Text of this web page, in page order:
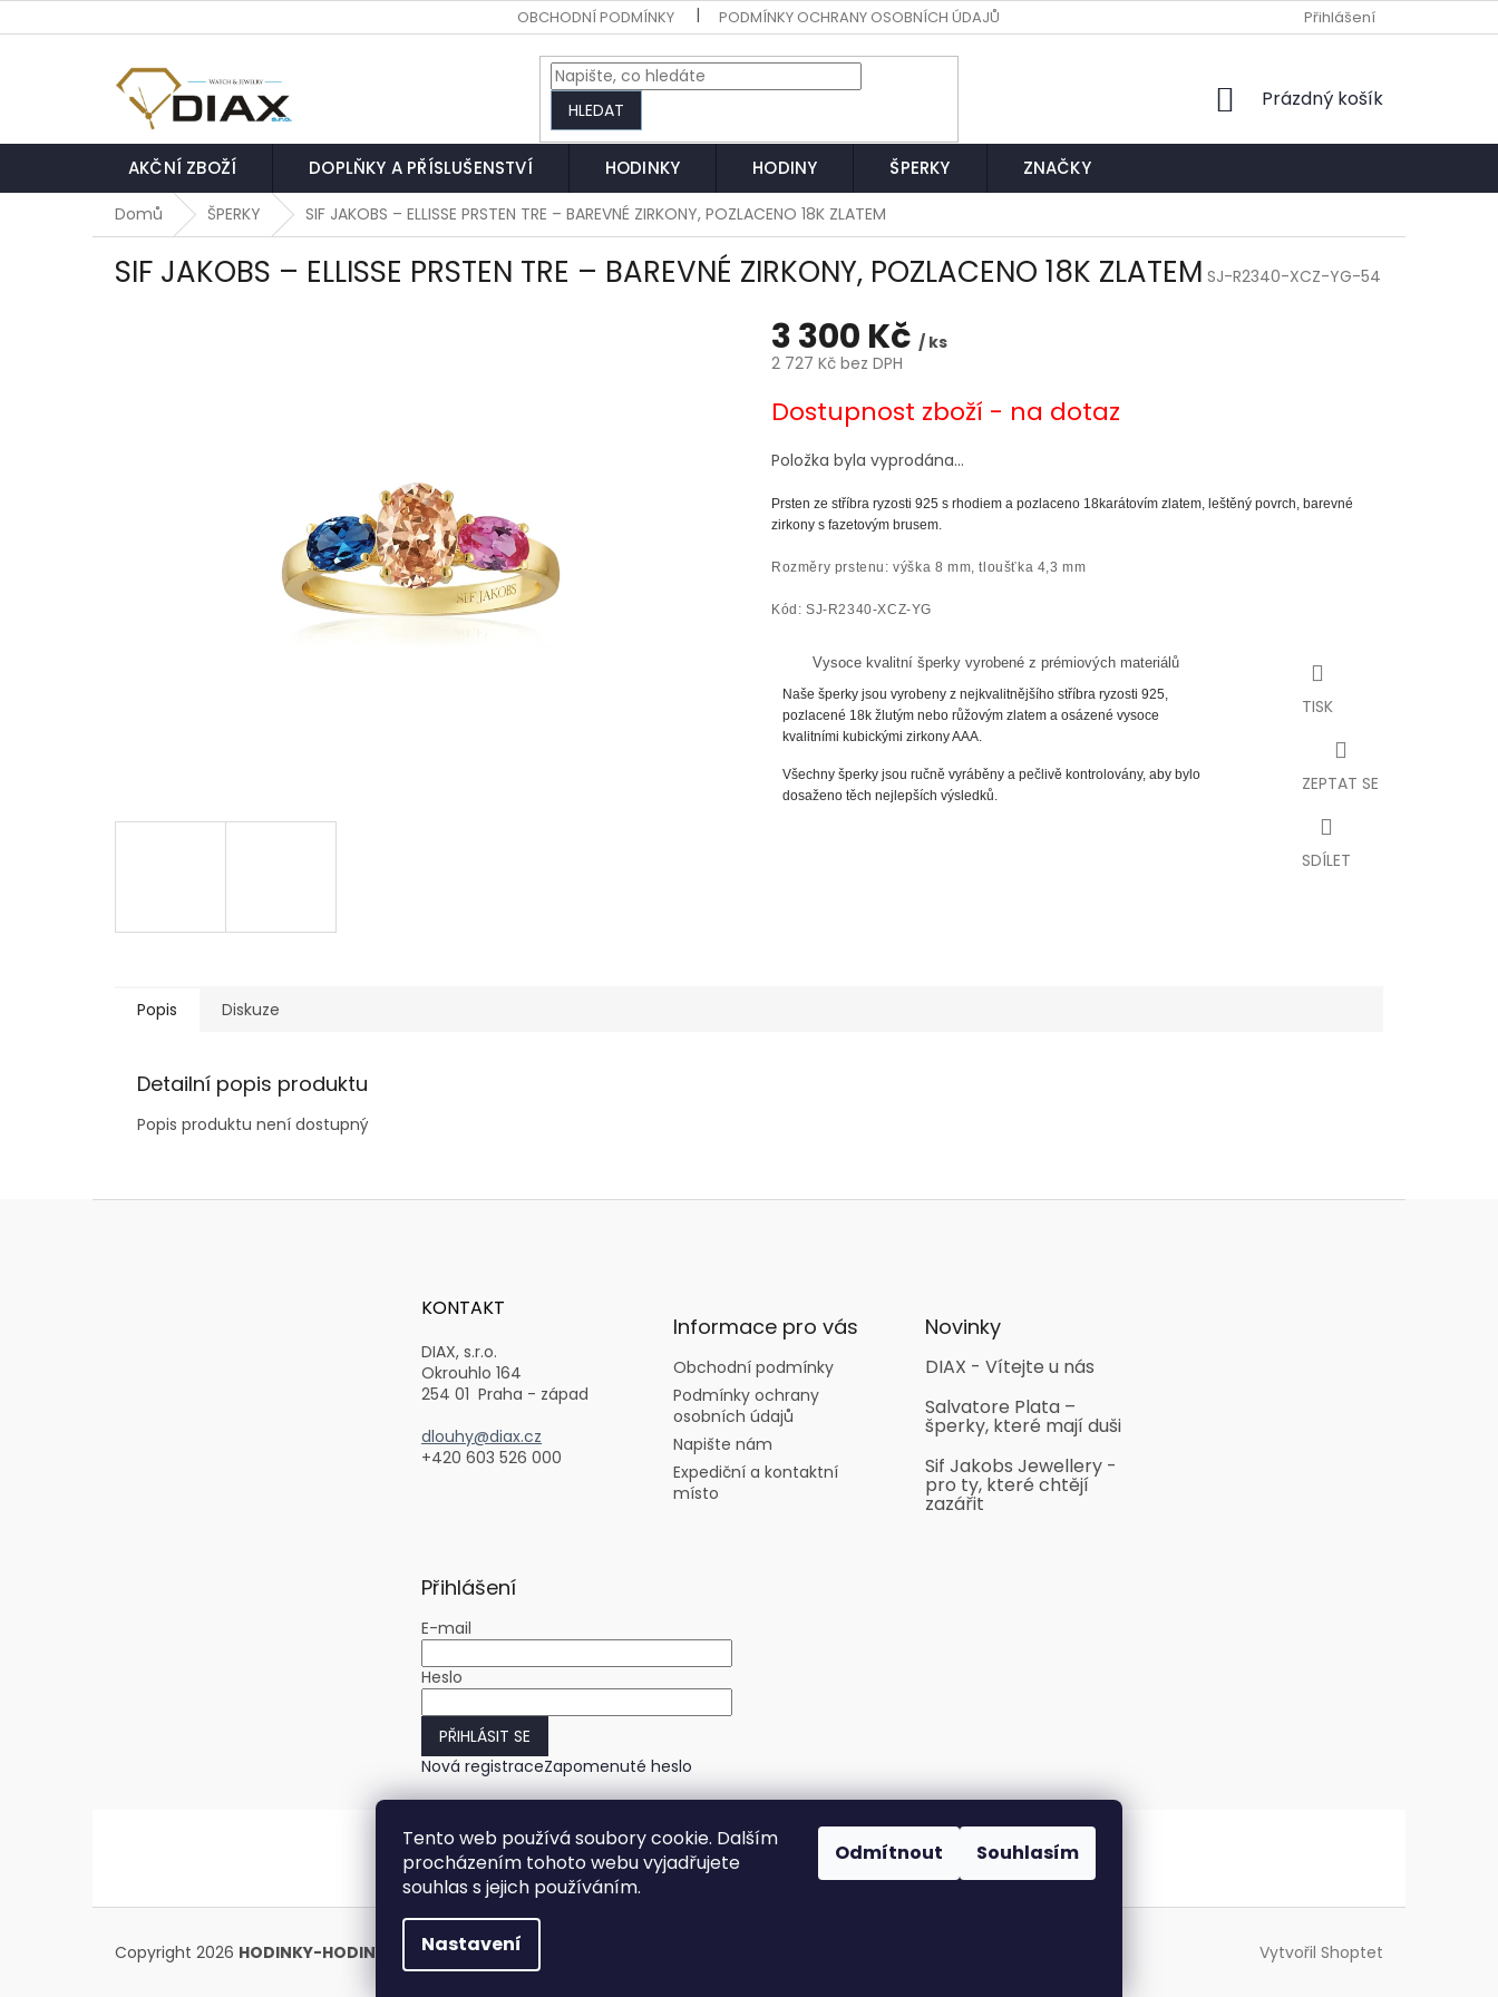
Tento web používá soubory cookie. Dalším
procházením tohoto webu vyjadřujete
souhlas s jejich používáním.
Nastavení
Odmítnout Souhlasím
na
OBCHODNÍ PODMÍNKY PODMÍNKY OCHRANY OSOBNÍCH ÚDAJŮ EXPEDIČNÍ A KONTAKTNÍ MÍSTO
Přihlášení
HLEDAT
NÁKUPNÍ
Prázdný košík
AKČNÍ ZBOŽÍ DOPLŇKY A PŘÍSLUŠENSTVÍ HODINKY HODINY ŠPERKY ZNAČKY
Domů ŠPERKY SIF JAKOBS – ELLISSE PRSTEN TRE – BAREVNÉ ZIRKONY, POZLACENO 18K ZLATEM
SIF JAKOBS – ELLISSE PRSTEN TRE – BAREVNÉ ZIRKONY, POZLACENO 18K ZLATEM SJ-R2340-XCZ-YG-54
3 300 Kč / ks
2 727 Kč bez DPH
cena:
Dostupnost zboží - na dotaz
Položka byla vyprodána…
Prsten ze stříbra ryzosti 925 s rhodiem a pozlaceno 18karátovím zlatem, leštěný povrch, barevné
zirkony s fazetovým brusem.
Rozměry prstenu: výška 8 mm, tloušťka 4,3 mm
Kód: SJ-R2340-XCZ-YG
Vysoce kvalitní šperky vyrobené z prémiových materiálů
Naše šperky jsou vyrobeny z nejkvalitnějšího stříbra ryzosti 925,
pozlacené 18k žlutým nebo růžovým zlatem a osázené vysoce
kvalitními kubickými zirkony AAA.
Všechny šperky jsou ručně vyráběny a pečlivě kontrolovány, aby bylo
dosaženo těch nejlepších výsledků.
TISK
ZEPTAT SE
SDÍLET
Popis Diskuze
Detailní popis produktu
Popis produktu není dostupný
KONTAKT
DIAX, s.r.o.
Okrouhlo 164
254 01 Praha - západ
dlouhy@diax.cz
+420 603 526 000
Informace pro vás
Obchodní podmínky
Podmínky ochrany
osobních údajů
Napište nám
Expediční a kontaktní
místo
Novinky
DIAX - Vítejte u nás
Salvatore Plata –
šperky, které mají duši
Sif Jakobs Jewellery -
pro ty, které chtějí
zazářit
Přihlášení
E-mail
Heslo
PŘIHLÁSIT SE
Nová registraceZapomenuté heslo
Vytvořil Shoptet
Copyright 2026 HODINKY-HODINY.cz . Všechna práva vyhrazena.